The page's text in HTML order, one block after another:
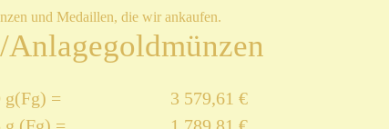
und Medaillen, die wir ankaufen.
g(Fg) =
3 579,61 €